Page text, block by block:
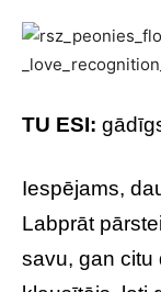
TU ESI:
Iespējams,
Labprāt
savu, gan citu